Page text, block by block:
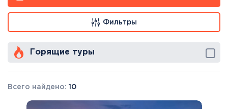
Фильтры
Горящие туры
Всего найдено: 10